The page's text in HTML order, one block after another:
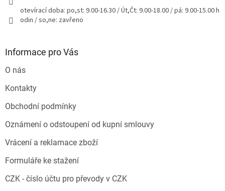
otevírací doba: po,st: 9.00-16.30 / Út,Čt: 9.00-18.00 / pá: 9.00-15.00 h
odin / so,ne: zavřeno
Informace pro Vás
O nás
Kontakty
Obchodní podmínky
Oznámení o odstoupení od kupní smlouvy
Vrácení a reklamace zboží
Formuláře ke stažení
CZK - číslo účtu pro převody v CZK